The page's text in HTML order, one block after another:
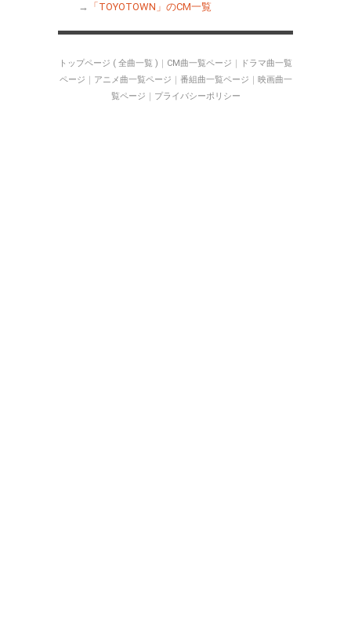
→ 「TOYOTOWN」のCM一覧
トップページ ( 全曲一覧 ) ｜ CM曲一覧ページ ｜
ドラマ曲一覧
ページ ｜ アニメ曲一覧ページ ｜ 番組曲一覧ページ ｜ 映画曲一
覧ページ ｜ プライバシーポリシー